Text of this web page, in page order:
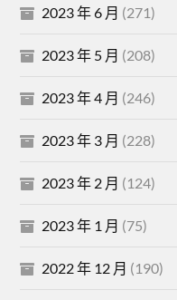
2023 年 6 月 (271)
2023 年 5 月 (208)
2023 年 4 月 (246)
2023 年 3 月 (228)
2023 年 2 月 (124)
2023 年 1 月 (75)
2022 年 12 月 (190)